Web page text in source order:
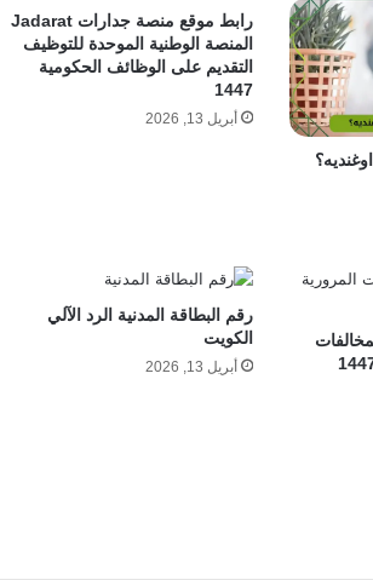
رابط موقع منصة جدارات Jadarat
المنصة الوطنية الموحدة للتوظيف
التقديم على الوظائف الحكومية
1447
أبريل 13, 2026
في السعودية 1447
رقم البطاقة المدنية الرد الآلي
الكويت
أبريل 13, 2026